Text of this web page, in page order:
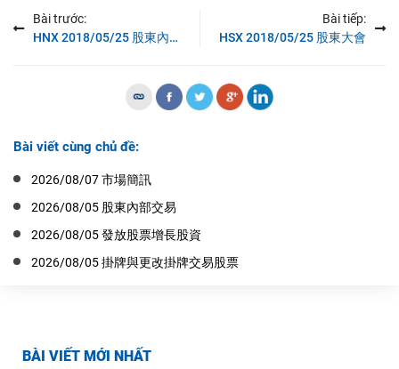
BÀI VIẾT MỚI NHẤT
Bài trước:
HNX 2018/05/25 股東內部交易
Bài tiếp:
HSX 2018/05/25 股東大會
Bài viết cùng chủ đề:
2026/08/07 市場簡訊
2026/08/05 股東內部交易
2026/08/05 發放股票增長股資
2026/08/05 掛牌與更改掛牌交易股票